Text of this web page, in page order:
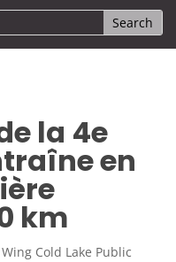
la 4e
en
km
Cold Lake Public